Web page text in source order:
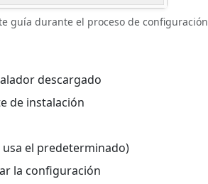
guía durante el proceso de configuración
descargado
de instalación
el predeterminado)
la configuración